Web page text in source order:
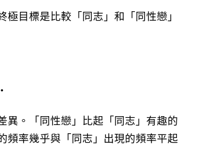
目標是比較「同志」和「同性戀」
異。「同性戀」比起「同志」有趣的
頻率幾乎與「同志」出現的頻率平起